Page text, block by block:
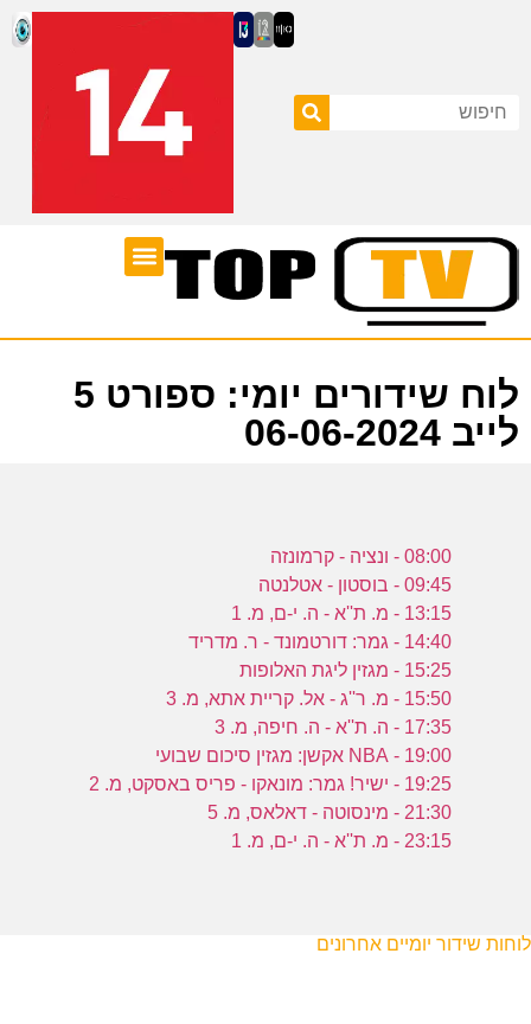
לוח שידורים יומי: ספורט 5
לייב 06-06-2024
08:00 - ונציה - קרמונזה
09:45 - בוסטון - אטלנטה
13:15 - מ. ת''א - ה. י-ם, מ. 1
14:40 - גמר: דורטמונד - ר. מדריד
15:25 - מגזין ליגת האלופות
15:50 - מ. ר''ג - אל. קריית אתא, מ. 3
17:35 - ה. ת''א - ה. חיפה, מ. 3
19:00 - NBA אקשן: מגזין סיכום שבועי
19:25 - ישיר! גמר: מונאקו - פריס באסקט, מ. 2
21:30 - מינסוטה - דאלאס, מ. 5
23:15 - מ. ת''א - ה. י-ם, מ. 1
לוחות שידור יומיים אחרונים